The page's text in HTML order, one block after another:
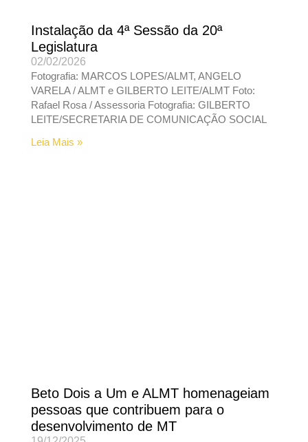
Instalação da 4ª Sessão da 20ª
Legislatura
02/02/2026
Fotografia: MARCOS LOPES/ALMT, ANGELO
VARELA / ALMT e GILBERTO LEITE/ALMT Foto:
Rafael Rosa / Assessoria Fotografia: GILBERTO
LEITE/SECRETARIA DE COMUNICAÇÃO SOCIAL
Leia Mais »
Beto Dois a Um e ALMT homenageiam
pessoas que contribuem para o
desenvolvimento de MT